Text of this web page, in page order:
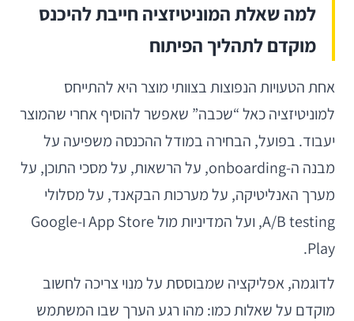
למה שאלת המוניטיזציה חייבת להיכנס
מוקדם לתהליך הפיתוח
אחת הטעויות הנפוצות בצוותי מוצר היא להתייחס
למוניטיזציה כאל “שכבה” שאפשר להוסיף אחרי שהמוצר
יעבוד. בפועל, הבחירה במודל ההכנסה משפיעה על
מבנה ה-onboarding, על הרשאות, על מסכי התוכן, על
מערך האנליטיקה, על מערכות הבקאנד, על מסלולי
A/B testing, ועל המדיניות מול App Store ו-Google
Play.
לדוגמה, אפליקציה שמבוססת על מנוי צריכה לחשוב
מוקדם על שאלות כמו: מהו רגע הערך שבו המשתמש